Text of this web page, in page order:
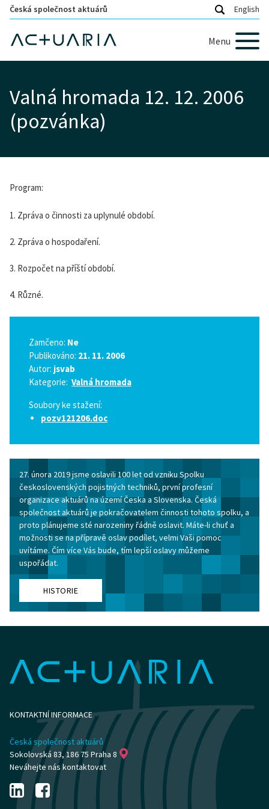
Česká společnost aktuárů English
Menu
Valná hromada 12. 12. 2006
(pozvánka)
Program:
1. Zpráva o činnosti za uplynulé období.
2. Zpráva o hospodaření.
3. Rozpočet na příští období.
4. Různé.
Zamčeno: Ne
Publikováno: 21. 11. 2006
Autor: jsvab
Kategorie: Valná hromada
Soubory ke stažení:
pozv121206.doc
27. února 2019 jsme oslavili 100 let od vzniku Spolku
československých pojistných techniků, první profesní
organizace aktuárů na území Česka a Slovenska. Česká
společnost aktuárů je pokračovatelem činnosti tohoto spolku, a
proto plánujeme sté narozeniny řádně oslavit. Máte-li chuť a
možnosti se na přípravě oslav podílet, velmi Vaši pomoc
uvítáme. Čím více Vás bude, tím lepší oslavy můžeme
uspořádat.
HISTORIE
KONTAKTNÍ INFORMACE
Česká společnost aktuárů
Sokolovská 83, 186 75 Praha 8
Neváhejte nás kontaktovat